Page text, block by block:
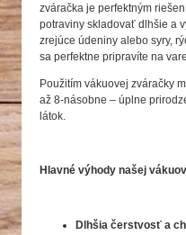
zváračka je perfektným
potraviny skladovať dlhšie a
zrejúce údeniny alebo syry,
sa perfektne pripravíte na
Použitím vákuovej zváračky
až 8-násobne – úplne
látok.
Hlavné výhody našej
Dlhšia čerstvosť a